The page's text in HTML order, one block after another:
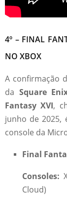
4º – FINAL
NO XBOX
A confirmação
da Square
Fantasy XVI,
junho de 2025,
console da
Final
Consoles:
Cloud)